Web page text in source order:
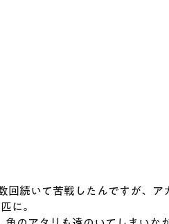
回続いて苦戦したんですが、ア
に。